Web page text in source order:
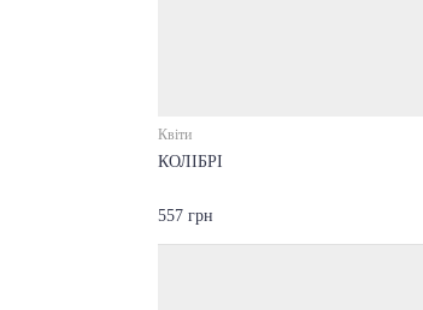
Квіти
КОЛІБРІ
557 грн